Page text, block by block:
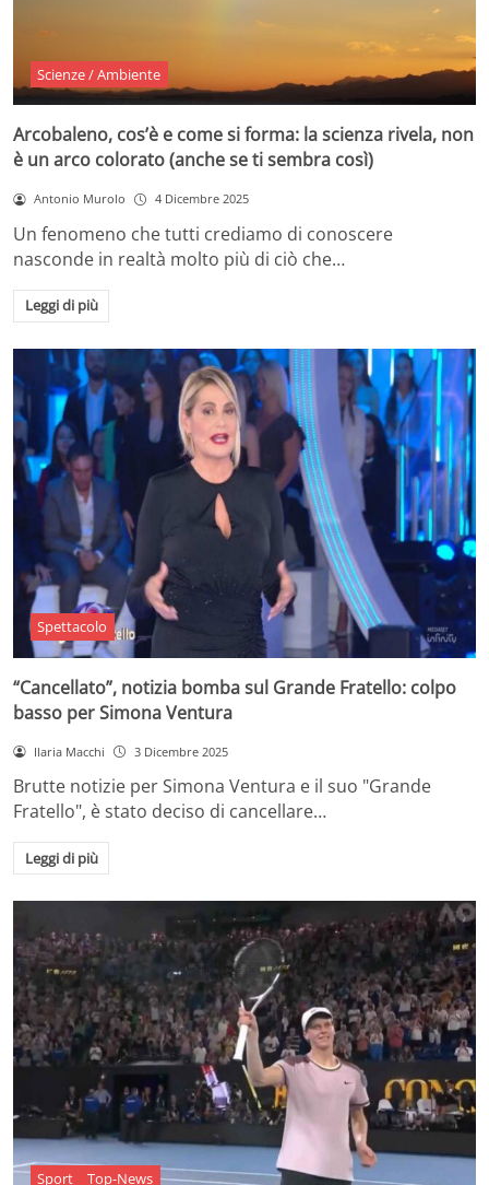
Scienze / Ambiente
Arcobaleno, cos’è e come si forma: la scienza rivela, non
è un arco colorato (anche se ti sembra così)
Antonio Murolo 4 Dicembre 2025
Un fenomeno che tutti crediamo di conoscere
nasconde in realtà molto più di ciò che…
Leggi di più
Spettacolo
“Cancellato”, notizia bomba sul Grande Fratello: colpo
basso per Simona Ventura
Ilaria Macchi 3 Dicembre 2025
Brutte notizie per Simona Ventura e il suo "Grande
Fratello", è stato deciso di cancellare…
Leggi di più
Sport Top-News